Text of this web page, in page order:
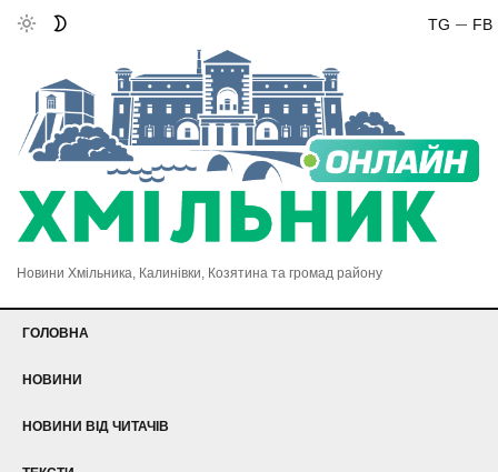
FB
TG
Новини Хмільника, Калинівки, Козятина та громад району
ГОЛОВНА
НОВИНИ
НОВИНИ ВІД ЧИТАЧІВ